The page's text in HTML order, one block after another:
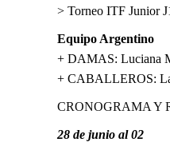
> Torneo ITF Junior
Equipo Argentino
+ DAMAS: Luciana
+ CABALLEROS:
CRONOGRAMA Y
28 de junio al 02